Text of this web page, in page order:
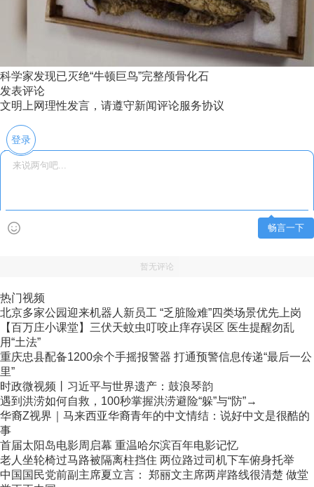
科学家发现已灭绝“牛顿巨鸟”完整颅骨化石
发表评论
文明上网理性发言，请遵守新闻评论服务协议
登录
畅言一下
暂无评论
热门视频
北京多家公园迎来机器人新员工 “乏脏险难”四类场景优先上岗
【百万庄小课堂】三伏天蚊虫叮咬止痒存误区 医生提醒勿乱
用“土法”
重庆忠县配备1200余个手摇报警器 打通预警信息传递“最后一公
里”
时政微视频丨习近平与世界遗产：鼓浪琴韵
遇到洪涝如何自救，100秒掌握洪涝避险“躲”与“防”→
华裔Z视界｜马来西亚华裔青年的中文情结：说好中文是很酷的
事
首届太阳岛电影周启幕 重温哈尔滨百年电影记忆
老人坐轮椅过马路被隔离柱挡住 两位路过司机下车俯身托举
中国国民党前副主席夏立言： 郑丽文主席两岸路线很清楚 做堂